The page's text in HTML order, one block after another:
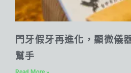
門牙假牙再進化，顯微儀
幫手